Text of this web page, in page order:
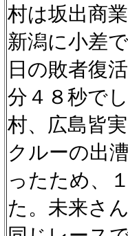
村は坂出商
新潟に小差
日の敗者復
分４８秒で
村、広島皆
クルーの出
ったため、
た。未来さ